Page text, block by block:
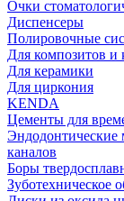
Очки
Диспенсеры
Полировочные
Для композитов и
Для керамики
Для циркония
KENDA
Цементы для
Эндодонтические
каналов
Боры
Зуботехническое